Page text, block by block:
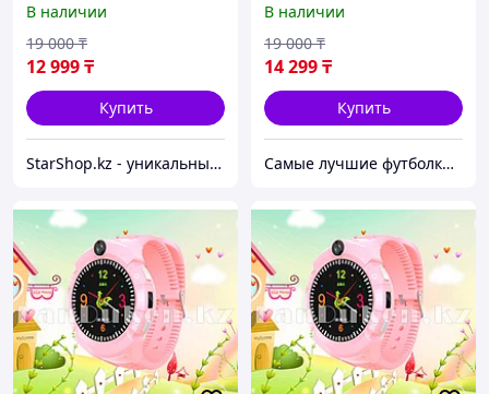
В наличии
12 999₸
19 000 ₸
Купить
StarShop.kz - уникальные вещи с доставкой на дом
В наличии
14 299₸
19 000 ₸
Купить
Самые лучшие футболки на планете продаются тут.